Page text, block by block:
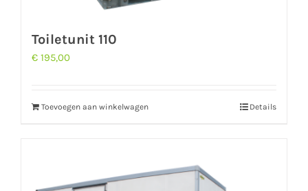
Toiletunit 110
€ 195,00
Toevoegen aan winkelwagen Details